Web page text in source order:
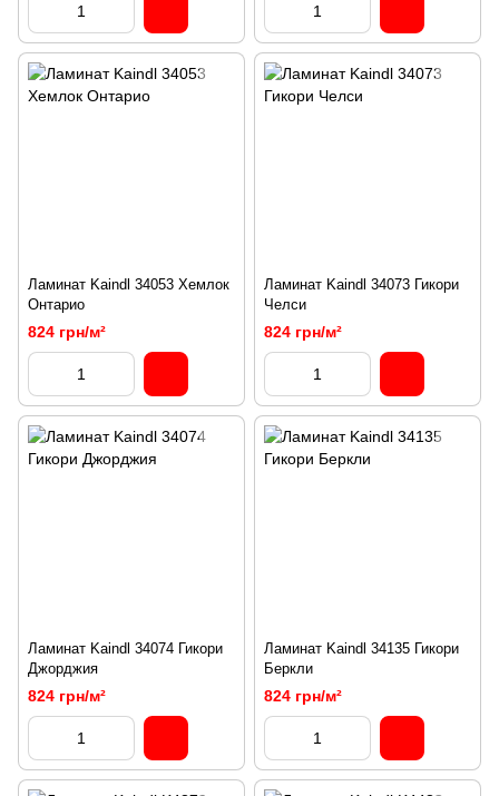
Ламинат Kaindl 34053 Хемлок
Онтарио
824 грн/м²
Ламинат Kaindl 34073 Гикори
Челси
824 грн/м²
Ламинат Kaindl 34074 Гикори
Джорджия
824 грн/м²
Ламинат Kaindl 34135 Гикори
Беркли
824 грн/м²